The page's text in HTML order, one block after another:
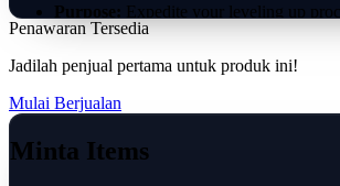
Purpose: Expedite your leveling up
Penawaran Tersedia
Jadilah penjual pertama untuk produk ini!
Mulai Berjualan
Minta Items